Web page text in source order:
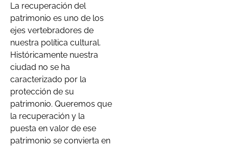
La recuperación del
patrimonio es uno de los
ejes vertebradores de
nuestra política cultural.
Históricamente nuestra
ciudad no se ha
caracterizado por la
protección de su
patrimonio. Queremos que
la recuperación y la
puesta en valor de ese
patrimonio se convierta en